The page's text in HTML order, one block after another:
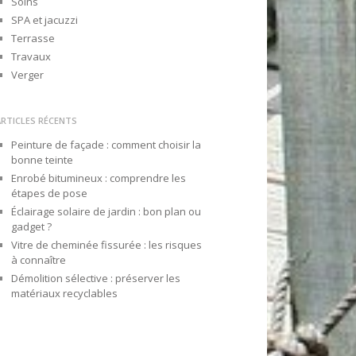
SPA et jacuzzi
Terrasse
Travaux
Verger
RÉCENTS
Peinture de façade : comment choisir la
bonne teinte
Enrobé bitumineux : comprendre les
étapes de pose
Éclairage solaire de jardin : bon plan ou
gadget ?
Vitre de cheminée fissurée : les risques
à connaître
Démolition sélective : préserver les
matériaux recyclables